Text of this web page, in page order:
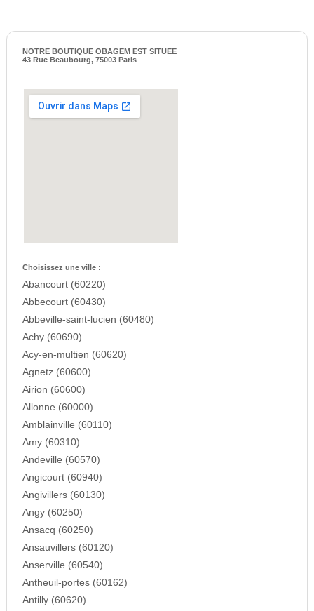
NOTRE BOUTIQUE OBAGEM EST SITUEE
43 Rue Beaubourg, 75003 Paris
Choisissez une ville :
Abancourt (60220)
Abbecourt (60430)
Abbeville-saint-lucien (60480)
Achy (60690)
Acy-en-multien (60620)
Agnetz (60600)
Airion (60600)
Allonne (60000)
Amblainville (60110)
Amy (60310)
Andeville (60570)
Angicourt (60940)
Angivillers (60130)
Angy (60250)
Ansacq (60250)
Ansauvillers (60120)
Anserville (60540)
Antheuil-portes (60162)
Antilly (60620)